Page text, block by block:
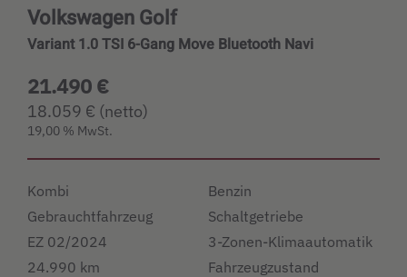
Volkswagen Golf
Variant 1.0 TSI 6-Gang Move Bluetooth Navi
21.490 €
18.059 € (netto)
19,00 % MwSt.
Kombi
Gebrauchtfahrzeug
EZ 02/2024
24.990 km
Benzin
Schaltgetriebe
3-Zonen-Klimaautomatik
Fahrzeugzustand